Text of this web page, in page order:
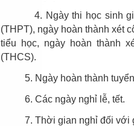
4. Ngày thi học sinh giỏi,
(THPT), ngày hoàn thành xét
tiểu học, ngày hoàn thành
(THCS).
5. Ngày hoàn thành tuyển
6. Các ngày nghỉ lễ, tết.
7. Thời gian nghỉ đối với